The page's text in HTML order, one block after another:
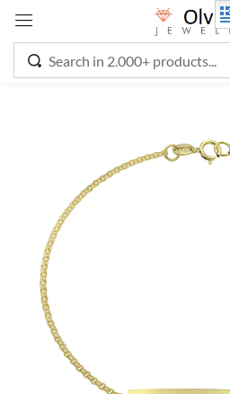
Sign in
Remember me